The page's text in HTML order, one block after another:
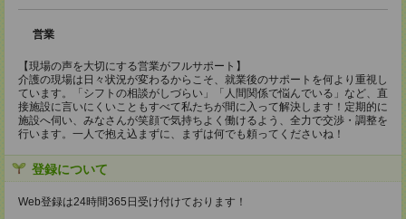
営業
【現場の声を大切にする営業がフルサポート】
介護の現場は日々状況が変わるからこそ、就業後のサポートを何より重視し
ています。「シフトの相談がしづらい」「人間関係で悩んでいる」など、直
接施設に言いにくいこともすべて私たちが間に入って解決します！定期的に
施設へ伺い、みなさんが笑顔で気持ちよく働けるよう、全力で交渉・調整を
行います。一人で抱え込まずに、まずは何でも頼ってくださいね！
登録について
Web登録は24時間365日受け付けております！